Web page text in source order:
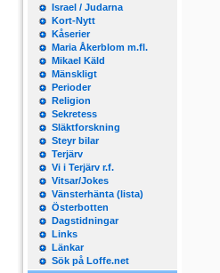
Israel / Judarna
Kort-Nytt
Kåserier
Maria Åkerblom m.fl.
Mikael Käld
Mänskligt
Perioder
Religion
Sekretess
Släktforskning
Steyr bilar
Terjärv
Vi i Terjärv r.f.
Vitsar/Jokes
Vänsterhänta (lista)
Österbotten
Dagstidningar
Links
Länkar
Sök på Loffe.net